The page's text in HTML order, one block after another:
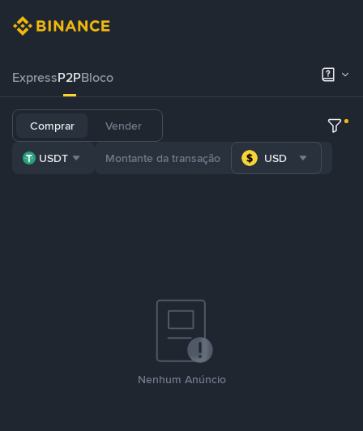
ExpressP2PBloco
Comprar Vender
USDT USD
Nenhum Anúncio